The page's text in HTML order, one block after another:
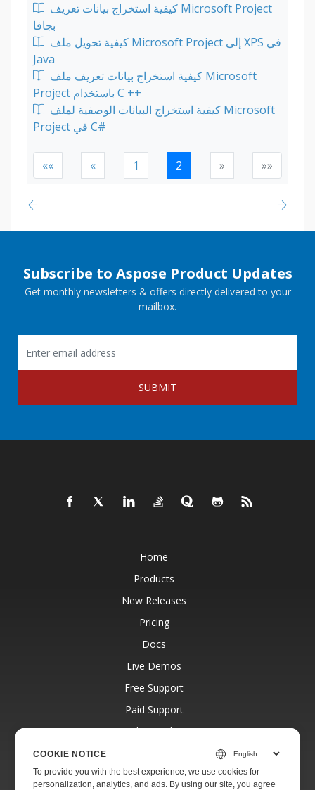
بجافا
Java
Project باستخدام C ++
Project في C#
«« « 1 2 » »»
Subscribe to Aspose Product Updates
Get monthly newsletters & offers directly delivered to your
mailbox.
SUBMIT
Home
Products
New Releases
Pricing
Docs
Live Demos
Free Support
Paid Support
Paid Consulting
Websites
COOKIE NOTICE
To provide you with the best experience, we use cookies for
personalization, analytics, and ads. By using our site, you agree